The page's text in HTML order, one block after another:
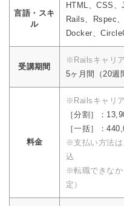
言語・スキ
ル
HTML、CSS
Rails、Rspec
Docker、
受講期間
※Railsキャリ
5ヶ月間（20週
料金
※Railsキャリ
［分割］：
［一括］：
※支払い方法は
込
※転職できなか
定）